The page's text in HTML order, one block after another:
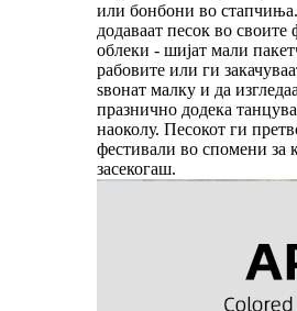
или бонбони во
додаваат песок во своите
облеки - шијат мали
рабовите или ги
ѕвонат малку и да
празнично додека
наоколу. Песокот ги
фестивали во спомени за
засекогаш.